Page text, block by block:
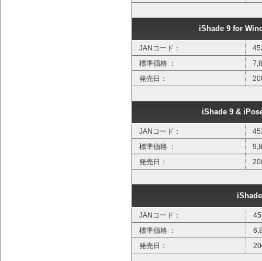
iShade 9 for
JANコード：
標準価格 ：
発売日：
iShade 9 &
JANコード：
標準価格 ：
発売日：
JANコード：
標準価格 ：
発売日：